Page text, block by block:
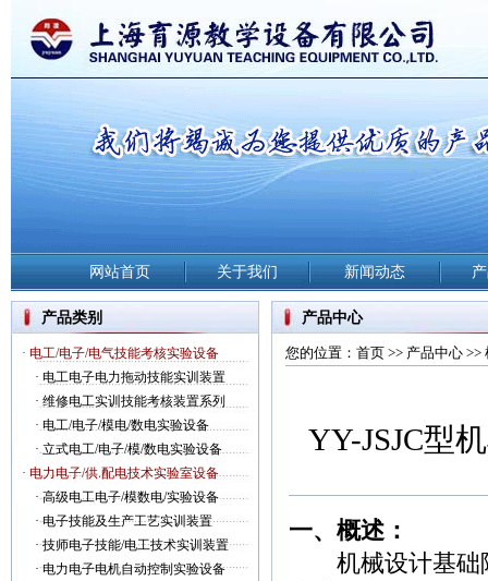
网站首页 关于我们 新闻动态
产品类别
· 电工/电子/电气技能考核实验设备
· 电工电子电力拖动技能实训装置
· 维修电工实训技能考核装置系列
· 电工/电子/模电/数电实验设备
·立式电工/电子/模/数电实验设备
· 电力电子/供.配电技术实验室设备
·高级电工电子/模数电/实验设备
·电子技能及生产工艺实训装置
·技师电子技能/电工技术实训装置
·电力电子电机自动控制实验设备
产品中心
您的位置： 首页 >> 产品中心 >>
YY-JSJC型
一、概述：
机械设计基础陈